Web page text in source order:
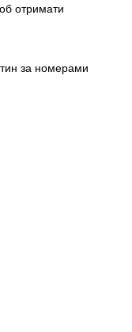
отримати
за номерами